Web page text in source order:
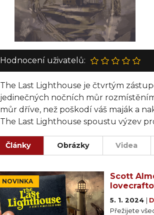
Hodnocení uživatelů:
The Last Lighthouse je čtvrtým
jedinečných nočních můr
můr dříve, než poškodí váš maják a
The Last Lighthouse spoustu výzev
Články Obrázky Videa
NOVINKA
Scott
5. 1. 2024
Přežijete